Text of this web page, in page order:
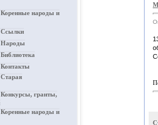
народы и
гранты,
народы и